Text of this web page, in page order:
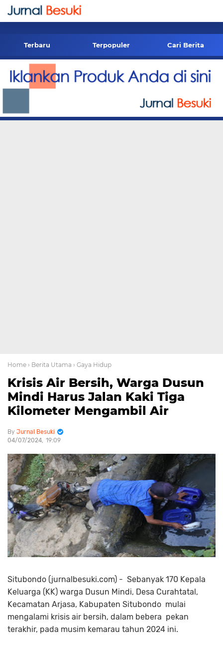
-->
Terbaru Terpopuler Cari Berita
Home › Berita Utama › Gaya Hidup
Krisis Air Bersih, Warga Dusun
Mindi Harus Jalan Kaki Tiga
Kilometer Mengambil Air
Jurnal Besuki
04/07/2024 19:09
Situbondo (jurnalbesuki.com) - Sebanyak 170 Kepala
Keluarga (KK) warga Dusun Mindi, Desa Curahtatal,
Kecamatan Arjasa, Kabupaten Situbondo mulai
mengalami krisis air bersih, dalam bebera pekan
terakhir, pada musim kemarau tahun 2024 ini.